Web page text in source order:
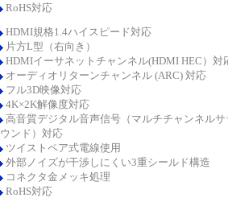
RoHS対応
HDMI規格1.4ハイスピード対応
片方L型（右向き）
HDMIイーサネットチャンネル(HDMI HEC）対
オーディオリターンチャンネル (ARC) 対応
フル3D映像対応
4K×2K解像度対応
高音質デジタル音声信号（マルチチャンネルサ
ウンド）対応
ツイストペア式電線使用
外部ノイズが干渉しにくい3重シールド構造
コネクタ金メッキ処理
RoHS対応